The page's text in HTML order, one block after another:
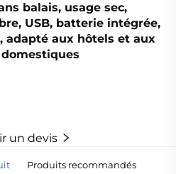
balais, usage sec,
USB, batterie intégrée,
adapté aux hôtels et aux
un devis
Produits recommandés